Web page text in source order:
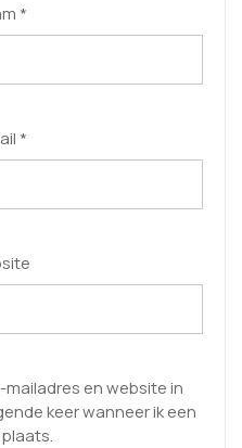
*
*
en website in
keer wanneer ik een